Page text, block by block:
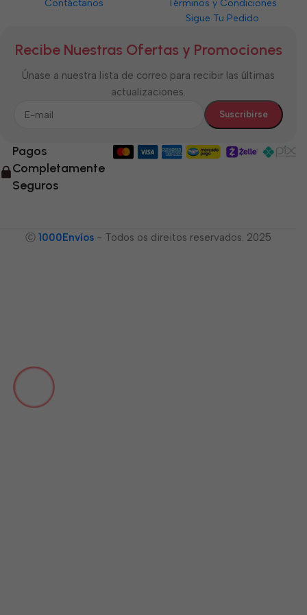
Contáctanos
Términos y Condiciones
Sigue Tu Pedido
Recibe Nuestras Ofertas y Promociones
Únase a nuestra lista de correo para recibir las últimas
actualizaciones.
Pagos
Completamente
Seguros
Ⓒ 1000Envíos - Todos os direitos reservados. 2025